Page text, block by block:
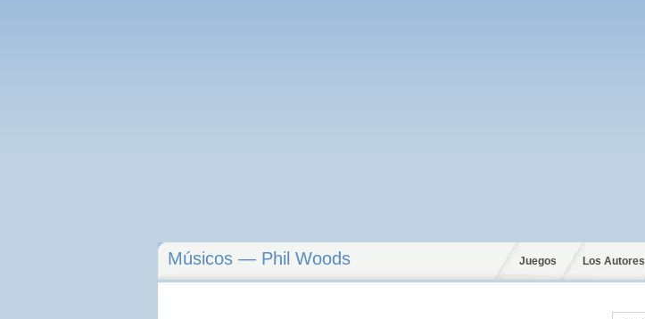
Músicos — Phil Woods Juegos Los Autores